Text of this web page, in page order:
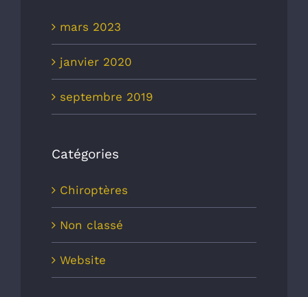
mars 2023
janvier 2020
septembre 2019
Catégories
Chiroptères
Non classé
Website